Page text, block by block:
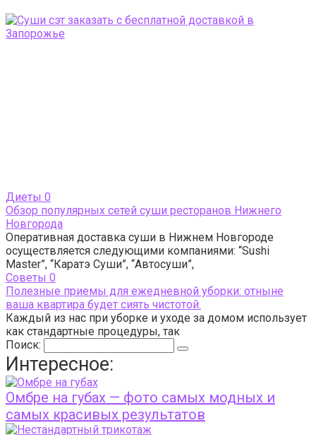
Диеты 0
Обзор популярных сетей суши ресторанов Нижнего
Новгорода
Оперативная доставка суши в Нижнем Новгороде
осуществляется следующими компаниями: “Sushi
Master”, “Каратэ Суши”, “Автосуши”,
Cоветы 0
Полезные приемы для ежедневной уборки: отныне
ваша квартира будет сиять чистотой.
Каждый из нас при уборке и уходе за домом использует
как стандартные процедуры, так
Поиск:
Интересное:
Омбре на губах — фото самых модных и
самых красивых результатов